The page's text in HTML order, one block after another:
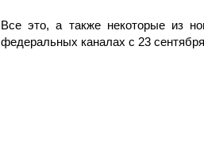
Все это, а также некоторые из
федеральных каналах с 23